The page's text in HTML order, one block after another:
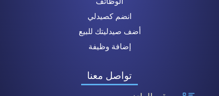
انضم كصيدلي
أضف صيدليتك للبيع
إضافة وظيفة
تواصل معنا